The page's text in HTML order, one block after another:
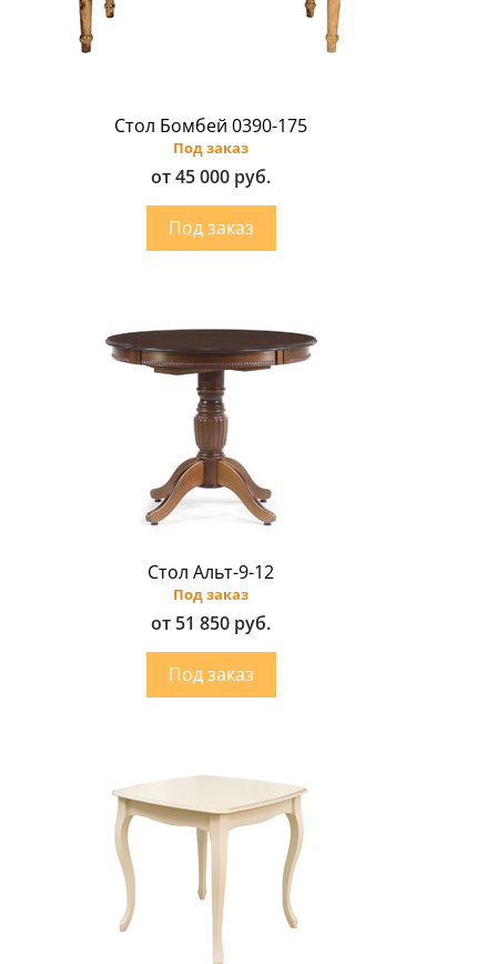
Стол Бомбей 0390-175
Под заказ
от 45 000 руб.
Стол Альт-9-12
Под заказ
от 51 850 руб.